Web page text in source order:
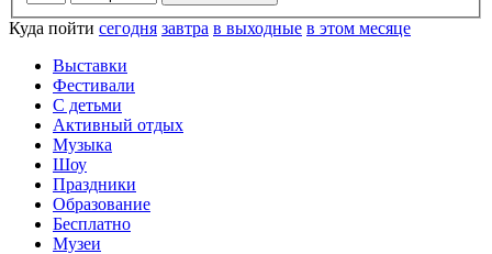
Куда пойти сегодня завтра в выходные в этом месяце
Выставки
Фестивали
С детьми
Активный отдых
Музыка
Шоу
Праздники
Образование
Бесплатно
Музеи